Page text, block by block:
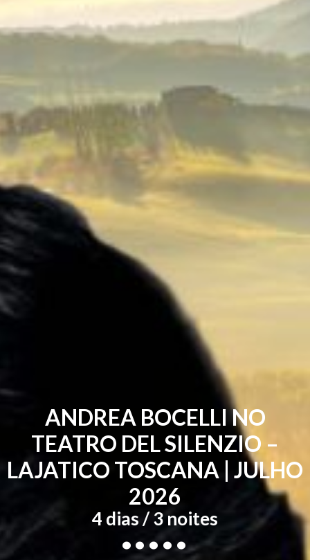
ANDREA BOCELLI NO
TEATRO DEL SILENZIO –
LAJATICO TOSCANA | JULHO
2026
4 dias / 3 noites
.....